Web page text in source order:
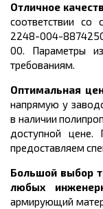
Отличное
соответствии со
2248-004-
00. Параметры
требованиям.
Оптимальная
напрямую у
в наличии
доступной
предоставляем
Большой выбор
любых
армирующий